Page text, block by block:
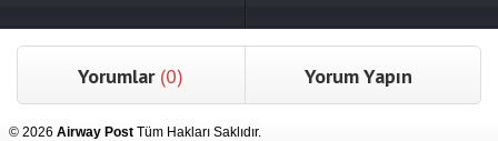
Yorumlar (0) Yorum Yapın
© 2026 Airway Post Tüm Hakları Saklıdır.